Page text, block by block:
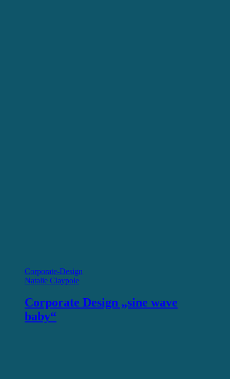
Corporate-Design
Natalie Claypole
Corporate Design „sine wave
baby“